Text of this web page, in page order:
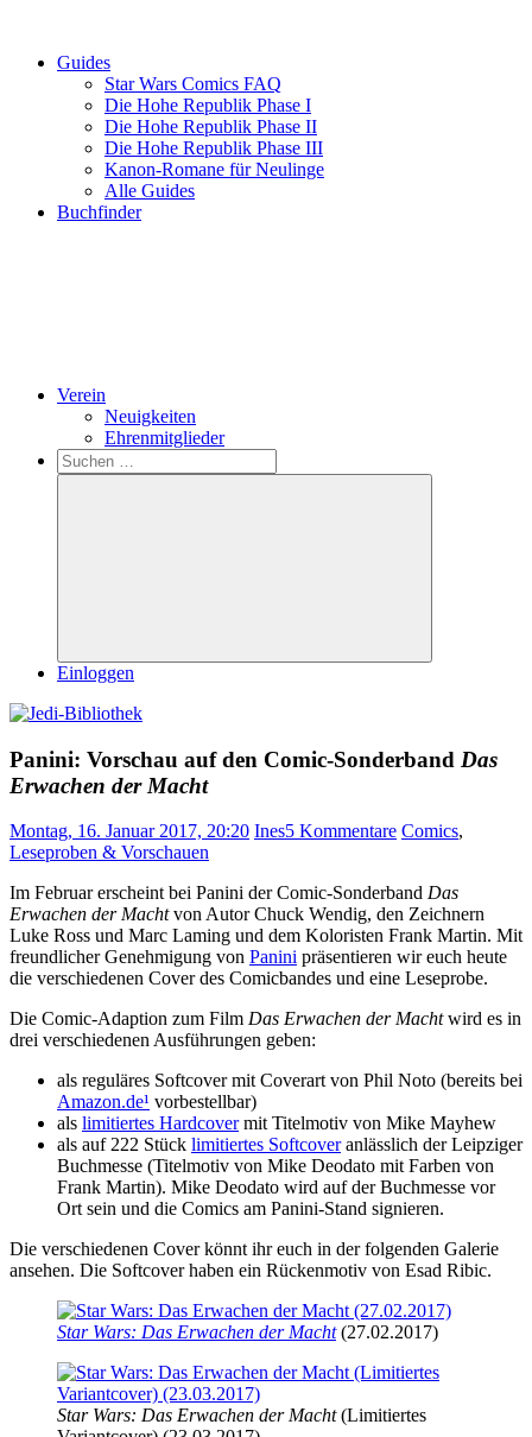
Guides
Star Wars Comics FAQ
Die Hohe Republik Phase I
Die Hohe Republik Phase II
Die Hohe Republik Phase III
Kanon-Romane für Neulinge
Alle Guides
Buchfinder
Verein
Neuigkeiten
Ehrenmitglieder
Search
Suchen
nach:
Suchen
Einloggen
Panini: Vorschau auf den Comic-Sonderband Das
Erwachen der Macht
Montag, 16. Januar 2017, 20:20 Ines5 Kommentare Comics,
Leseproben & Vorschauen
Im Februar erscheint bei Panini der Comic-Sonderband Das
Erwachen der Machtvon Autor Chuck Wendig, den Zeichnern
Luke Ross und Marc Laming und dem Koloristen Frank Martin. Mit
freundlicher Genehmigung von Panini präsentieren wir euch heute
die verschiedenen Cover des Comicbandes und eine Leseprobe.
Die Comic-Adaption zum Film Das Erwachen der Machtwird es in
drei verschiedenen Ausführungen geben:
als reguläres Softcover mit Coverart von Phil Noto (bereits bei
Amazon.de¹ vorbestellbar)
als limitiertes Hardcovermit Titelmotiv von Mike Mayhew
als auf 222 Stück limitiertes Softcoveranlässlich der Leipziger
Buchmesse (Titelmotiv von Mike Deodato mit Farben von
Frank Martin). Mike Deodato wird auf der Buchmesse vor
Ort sein und die Comics am Panini-Stand signieren.
Die verschiedenen Cover könnt ihr euch in der folgenden Galerie
ansehen. Die Softcover haben ein Rückenmotiv von Esad Ribic.
Star Wars: Das Erwachen der Macht(27.02.2017)
Star Wars: Das Erwachen der Macht(Limitiertes